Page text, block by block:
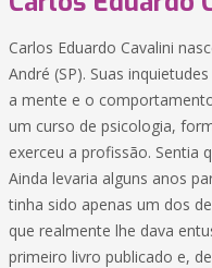
Carlos Eduardo Cavalini
André (SP). Suas
a mente e o
um curso de psicologia,
exerceu a profissão. Sentia
Ainda levaria alguns anos
tinha sido apenas um dos
que realmente lhe dava
primeiro livro publicado e,